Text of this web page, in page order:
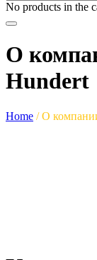
No products in the
О
Hundert
Home /О